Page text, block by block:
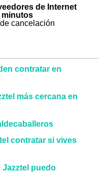
de Internet
minutos
cancelación
contratar en
más cercana en
contratar si vives
Jazztel puedo